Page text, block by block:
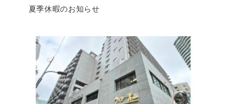
夏季休暇のお知らせ